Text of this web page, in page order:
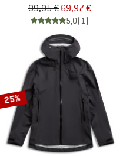
99,95 € 69,97 €
5,0(1)
25%